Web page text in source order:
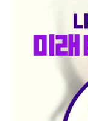
오늘의 운세